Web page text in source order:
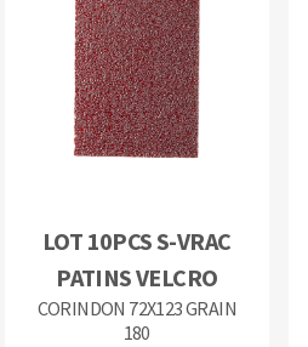
OUTILS COUPANTS
LOT 10PCS S-VRAC
PATINS VELCRO
CORINDON 72X123 GRAIN
180